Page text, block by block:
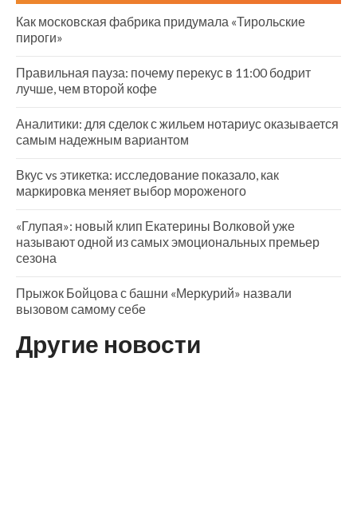
Как московская фабрика придумала «Тирольские
пироги»
Правильная пауза: почему перекус в 11:00 бодрит
лучше, чем второй кофе
Аналитики: для сделок с жильем нотариус оказывается
самым надежным вариантом
Вкус vs этикетка: исследование показало, как
маркировка меняет выбор мороженого
«Глупая»: новый клип Екатерины Волковой уже
называют одной из самых эмоциональных премьер
сезона
Прыжок Бойцова с башни «Меркурий» назвали
вызовом самому себе
Другие новости